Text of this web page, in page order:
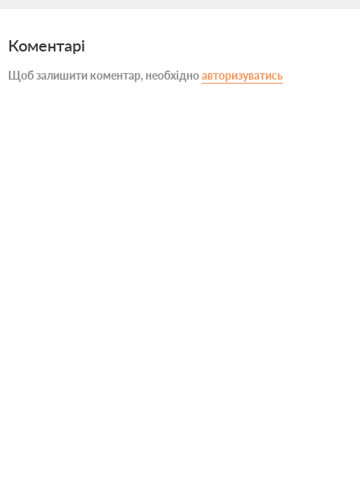
Коментарі
Щоб залишити коментар, необхідноавторизуватись